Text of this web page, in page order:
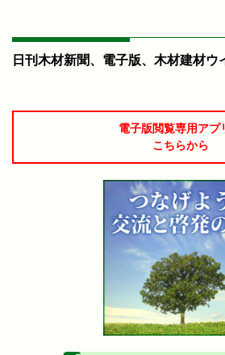
日刊木材新聞、電子版、木材建材ウ
電子版閲覧専用アプ
こちらから